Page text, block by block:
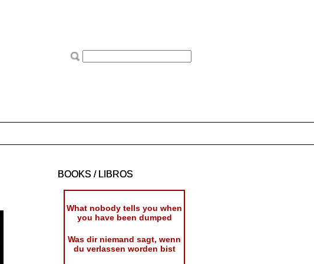
BOOKS / LIBROS
What nobody tells you when
you have been dumped
Was dir niemand sagt, wenn
du verlassen worden bist